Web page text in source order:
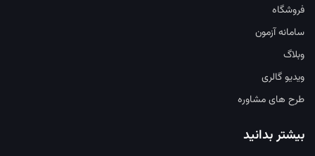
فروشگاه
سامانه آزمون
وبلاگ
ویدیو گالری
طرح های مشاوره
بیشتر بدانید